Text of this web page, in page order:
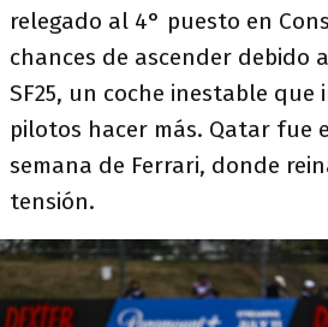
relegado al 4° puesto en
chances de ascender debido
SF25, un coche inestable que
pilotos hacer más. Qatar fue
semana de Ferrari, donde
tensión.